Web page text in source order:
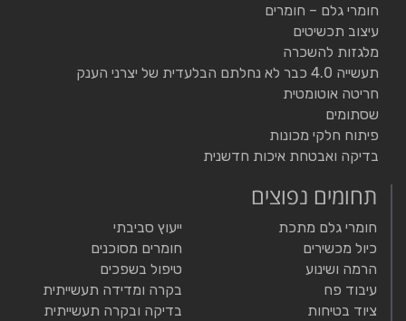
חומרי גלם – חומרים
עיצוב תכשיטים
מלגזות להשכרה
תעשייה 4.0 כבר לא נחלתם הבלעדית של יצרני הענק
חריטה אוטומטית
שסתומים
פיתוח חלקי מכונות
בדיקה ואבטחת איכות חדשנית
תחומים נפוצים
חומרי גלם מתכת
כיול מכשירים
הרמה ושינוע
עיבוד פח
ציוד בטיחות
ייעוץ סביבתי
חומרים מסוכנים
טיפול בשפכים
בקרה ומדידה תעשייתית
בדיקה ובקרה תעשייתית